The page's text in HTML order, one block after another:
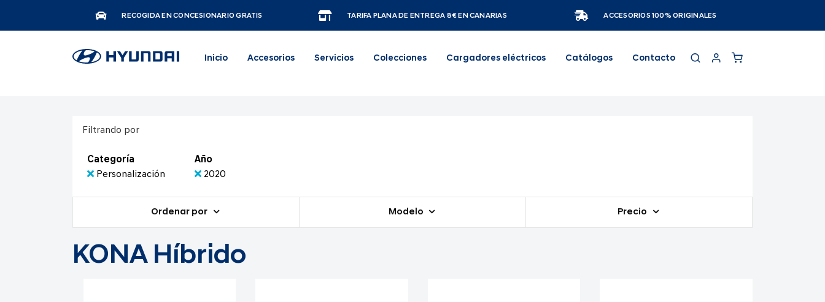
RECOGIDA EN CONCESIONARIO GRATIS TARIFA PLANA DE ENTREGA 8€ EN CANARIAS ACCESORIOS 100% ORIGINALES
Inicio Accesorios Servicios Colecciones Cargadores eléctricos Catálogos Contacto
Filtrando por
Categoría
Personalización
Año
2020
Ordenar por Modelo Precio
KONA Híbrido